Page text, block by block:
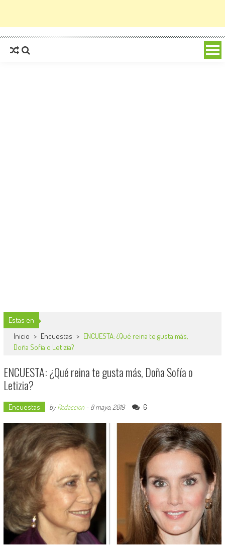
Estas en
Inicio > Encuestas > ENCUESTA: ¿Qué reina te gusta más,
Doña Sofía o Letizia?
ENCUESTA: ¿Qué reina te gusta más, Doña Sofía o
Letizia?
Encuestas byRedaccion- 8 mayo, 2019 6